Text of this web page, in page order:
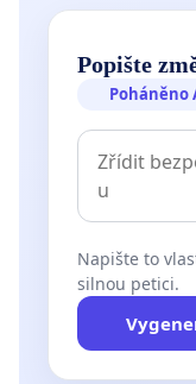
Popište
Poháněno
Napište to
silnou petici.